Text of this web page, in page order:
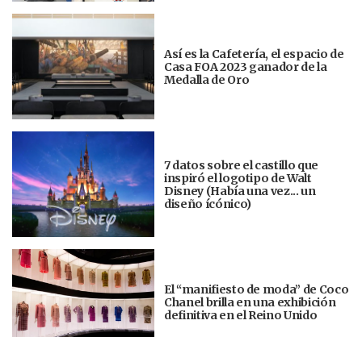
Así es la Cafetería, el espacio de
Casa FOA 2023 ganador de la
Medalla de Oro
7 datos sobre el castillo que
inspiró el logotipo de Walt
Disney (Había una vez... un
diseño ícónico)
El “manifiesto de moda” de Coco
Chanel brilla en una exhibición
definitiva en el Reino Unido